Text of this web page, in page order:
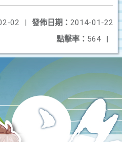
發佈日期： 2014-01-22
02
|
點擊率： 564 |